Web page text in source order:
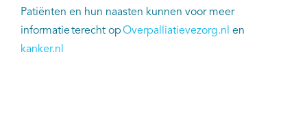
Patiënten en hun naasten kunnen voor meer
informatie terecht opOverpalliatievezorg.nl en
kanker.nl